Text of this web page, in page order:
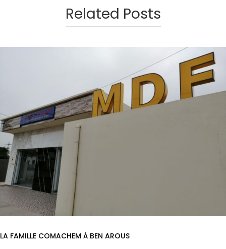
Related Posts
LA FAMILLE COMACHEM À BEN AROUS